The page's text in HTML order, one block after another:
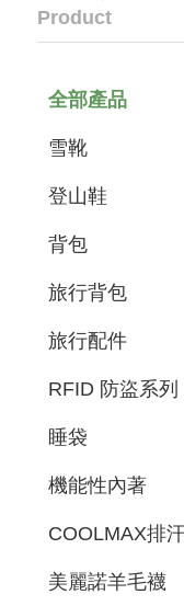
Product
全部產品
雪靴
登山鞋
背包
旅行背包
旅行配件
RFID 防盜系列
睡袋
機能性內著
COOLMAX排
美麗諾羊毛襪